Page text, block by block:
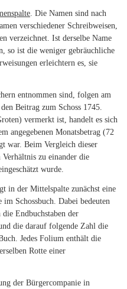
. Die Namen sind nach
verschiedener Schreibweisen,
verzeichnet. Ist derselbe Name
so ist die weniger gebräuchliche
erleichtern es, sie
entnommen sind, folgen am
Beitrag zum Schoss 1745.
vermerkt ist, handelt es sich
angegebenen Monatsbetrag (72
war. Beim Vergleich dieser
zu einander die
wurde.
in der Mittelspalte zunächst eine
Schossbuch. Dabei bedeuten
Endbuchstaben der
die darauf folgende Zahl die
Jedes Folium enthält die
Rotte einer
der Bürgercompanie in